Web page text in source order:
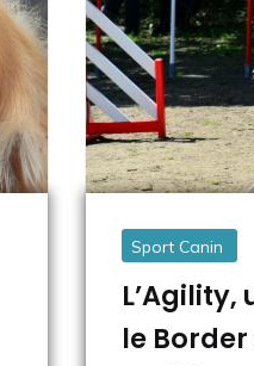
Sport Canin
le